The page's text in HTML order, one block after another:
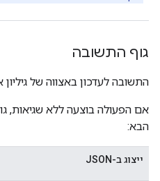
גוף התשובה
התשובה לעדכון באצווה של גיליון
אם הפעולה בוצעה ללא שגיאות,
הבא:
ייצוג ב-JSON